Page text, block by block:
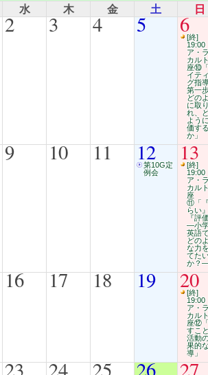
水 木 金 土 日
2 3 4 5 6[終]
19:00
ア・
カル
座⑩
イテ
グ指
第一
どの
に取
れ、
よう
価す
か」
9 10 11 12
第10G定
例会
13
[終]
19:00
ア・
カル
座
⑪「
らい
『評
―小
英語
どの
な力
てた
か？
16 17 18 19 20
[終]
19:00
ア・
カル
座⑫
すこ
活動
果的
導」
23 24 25 26 27